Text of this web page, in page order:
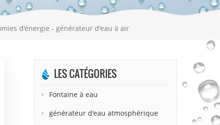
d'énergie - générateur d'eau à air
LES CATÉGORIES
Fontaine à eau
générateur d'eau atmosphérique